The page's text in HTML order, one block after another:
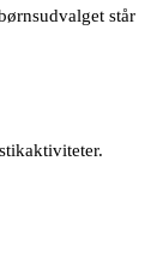
står